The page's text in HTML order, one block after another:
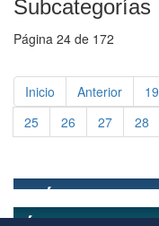
Subcategorías
Página 24 de 172
Inicio Anterior 19
25
26 27 28